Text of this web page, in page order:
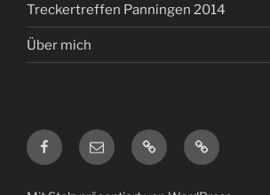
Treckertreffen Panningen 2014
Über mich
Facebook
E-
Mail
ImpressumDatenschutz